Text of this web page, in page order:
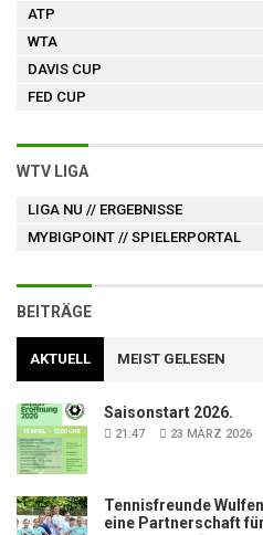
ATP
WTA
DAVIS CUP
FED CUP
WTV LIGA
LIGA NU // ERGEBNISSE
MYBIGPOINT // SPIELERPORTAL
BEITRÄGE
AKTUELL MEIST GELESEN
Saisonstart 2026.
21:47 23 MÄRZ 2026
Tennisfreunde
eine Partnerschaft